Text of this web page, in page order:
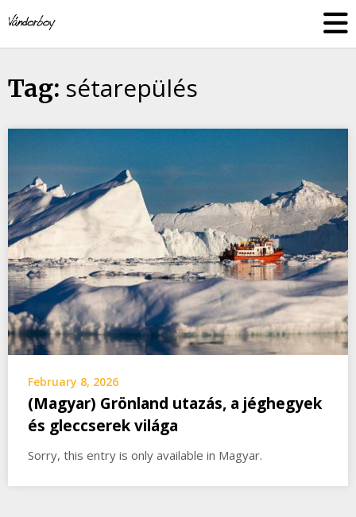
to
content
Tag: sétarepülés
February 8, 2026
(Magyar) Grönland utazás, a jéghegyek
és gleccserek világa
Sorry, this entry is only available in Magyar.